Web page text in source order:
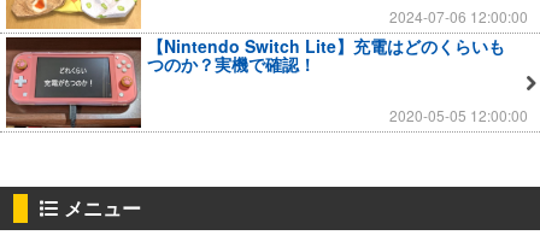
2024-07-06 12:00:00
【Nintendo Switch Lite】充電はどのくらいも
つのか？実機で確認！
2020-05-05 12:00:00
メニュー